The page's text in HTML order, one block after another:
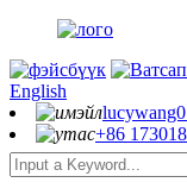
English
+86